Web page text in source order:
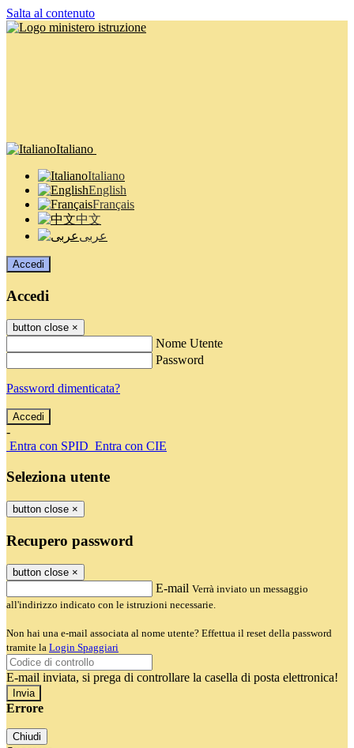
Salta al contenuto
Italiano
Italiano
English
Français
中文
عربى
Accedi
Accedi
button close ×
Nome Utente
Password
Password dimenticata?
-
Entra con SPID Entra con CIE
Seleziona utente
button close ×
Recupero password
button close ×
E-mail Verrà inviato un messaggio
all'indirizzo indicato con le istruzioni necessarie.
Non hai una e-mail associata al nome utente? Effettua il reset della password
tramite la Login Spaggiari
E-mail inviata, si prega di controllare la casella di posta elettronica!
Errore
Chiudi